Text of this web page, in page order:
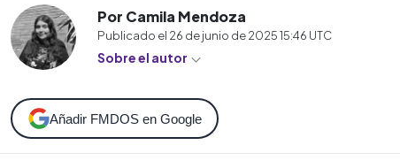
Por Camila Mendoza
Publicado el 26 de junio de 2025 15:46 UTC
Sobre el autor
Añadir FMDOS en Google